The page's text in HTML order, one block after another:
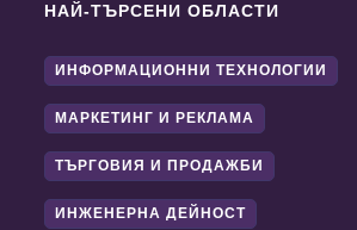
НАЙ-ТЪРСЕНИ ОБЛАСТИ
ИНФОРМАЦИОННИ ТЕХНОЛОГИИ
МАРКЕТИНГ И РЕКЛАМА
ТЪРГОВИЯ И ПРОДАЖБИ
ИНЖЕНЕРНА ДЕЙНОСТ